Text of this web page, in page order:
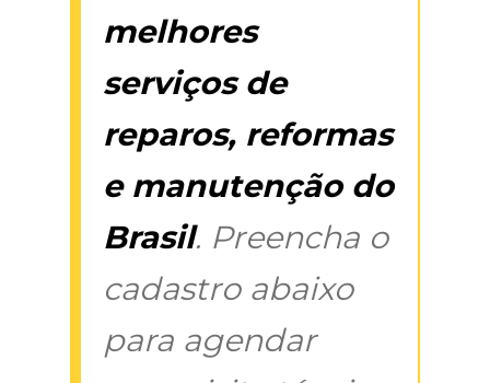
melhores
serviços de
reparos, reformas
e manutenção do
Brasil. Preencha o
cadastro abaixo
para agendar